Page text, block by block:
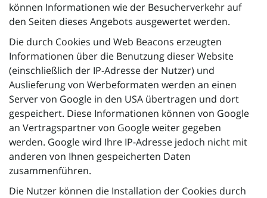
können Informationen wie der Besucherverkehr auf
den Seiten dieses Angebots ausgewertet werden.
Die durch Cookies und Web Beacons erzeugten
Informationen über die Benutzung dieser Website
(einschließlich der IP-Adresse der Nutzer) und
Auslieferung von Werbeformaten werden an einen
Server von Google in den USA übertragen und dort
gespeichert. Diese Informationen können von Google
an Vertragspartner von Google weiter gegeben
werden. Google wird Ihre IP-Adresse jedoch nicht mit
anderen von Ihnen gespeicherten Daten
zusammenführen.
Die Nutzer können die Installation der Cookies durch